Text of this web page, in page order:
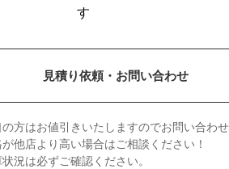
す
見積り依頼・お問い合わせ
の方はお値引きいたしますのでお問い合わ
他店より高い場合はご相談ください！
況は必ずご確認ください。